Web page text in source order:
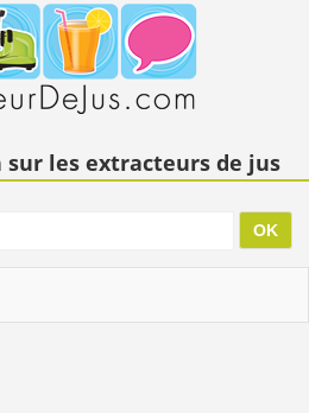
les extracteurs de jus